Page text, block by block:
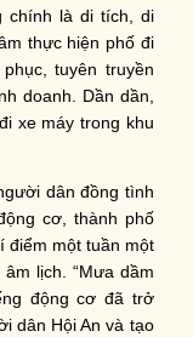
chính là di tích, di
thực hiện phố đi
tuyên truyền
doanh. Dần dần,
xe máy trong khu
dân đồng tình
cơ, thành phố
điểm một tuần một
lịch. “Mưa dầm
động cơ đã trở
dân Hội An và tạo